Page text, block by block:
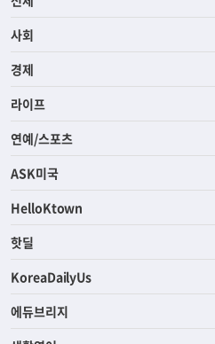
전체
사회
경제
라이프
연예/스포츠
ASK미국
HelloKtown
핫딜
KoreaDailyUs